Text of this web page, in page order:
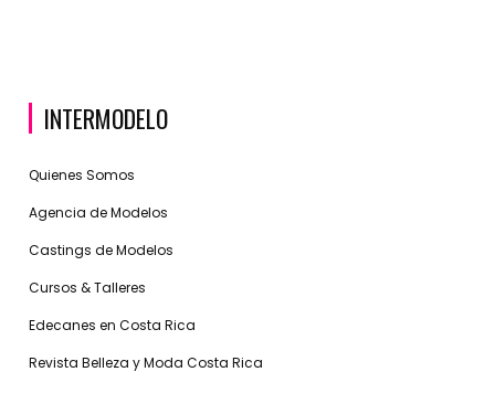
INTERMODELO
Quienes Somos
Agencia de Modelos
Castings de Modelos
Cursos & Talleres
Edecanes en Costa Rica
Revista Belleza y Moda Costa Rica